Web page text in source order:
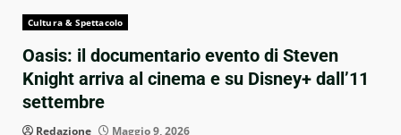
Cultura & Spettacolo
Oasis: il documentario evento di Steven
Knight arriva al cinema e su Disney+ dall’11
settembre
Redazione Maggio 9, 2026